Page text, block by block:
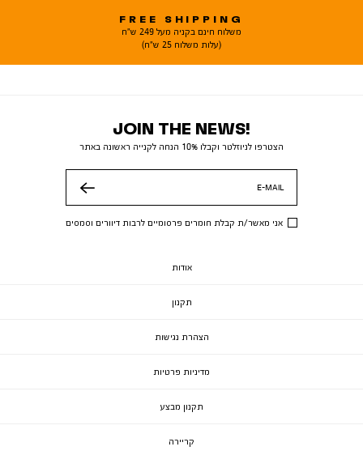
FREE SHIPPING
משלוח חינם בקניה מעל 249 ש"ח
(עלות משלוח 25 ש"ח)
JOIN THE NEWS!
הצטרפו לניוזלטר וקבלו 10% הנחה לקנייה ראשונה באתר
E-MAIL
אני מאשר/ת קבלת חומרים פרסומיים לרבות דיוורים וסמסים
אודות
תקנון
הצהרת נגישות
מדיניות פרטיות
תקנון מבצע
קריירה